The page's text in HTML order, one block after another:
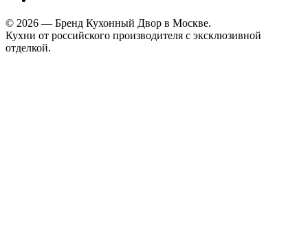
© 2026 — Бренд Кухонный Двор в Москве.
Кухни от российского производителя с эксклюзивной
отделкой.